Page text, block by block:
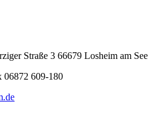
Straße 3 66679 Losheim am See
06872 609-180